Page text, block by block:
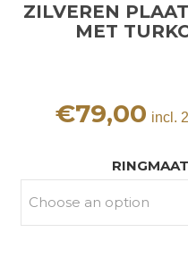
ZILVEREN
MET
€79,00 incl.
RINGMAAT